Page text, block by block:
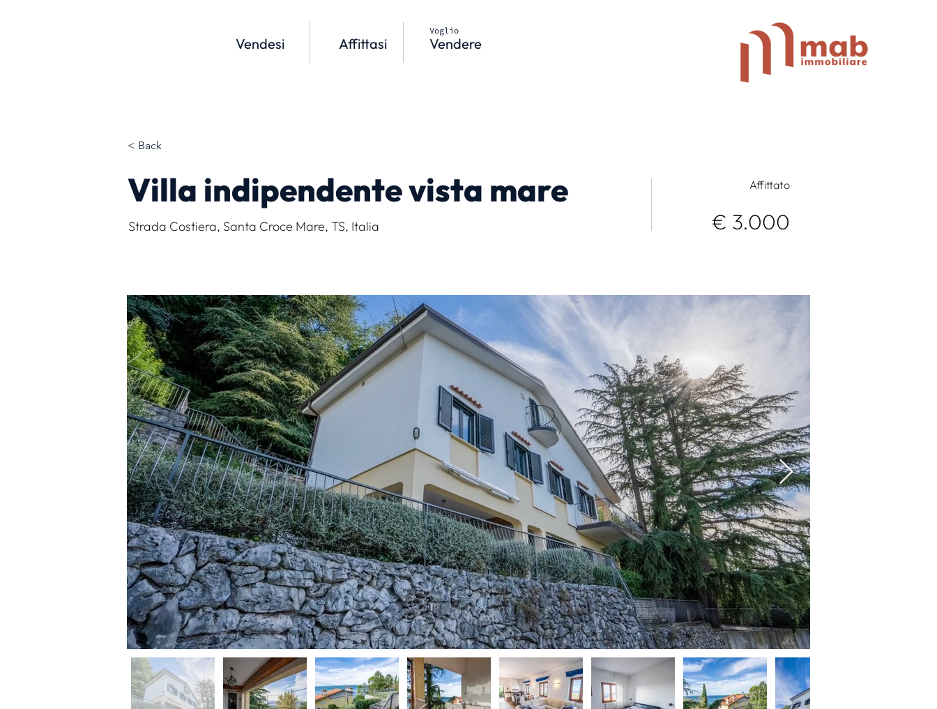
Vendesi Affittasi Vendere
Voglio
< Back
Villa indipendente vista mare
Strada Costiera, Santa Croce Mare, TS, Italia
Affittato
€ 3.000